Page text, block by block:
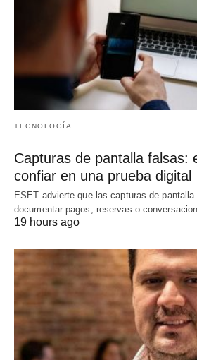
TECNOLOGÍA
Capturas de pantalla falsas:
confiar en una prueba digital
ESET advierte que las capturas de pantalla
documentar pagos, reservas o
19 hours ago